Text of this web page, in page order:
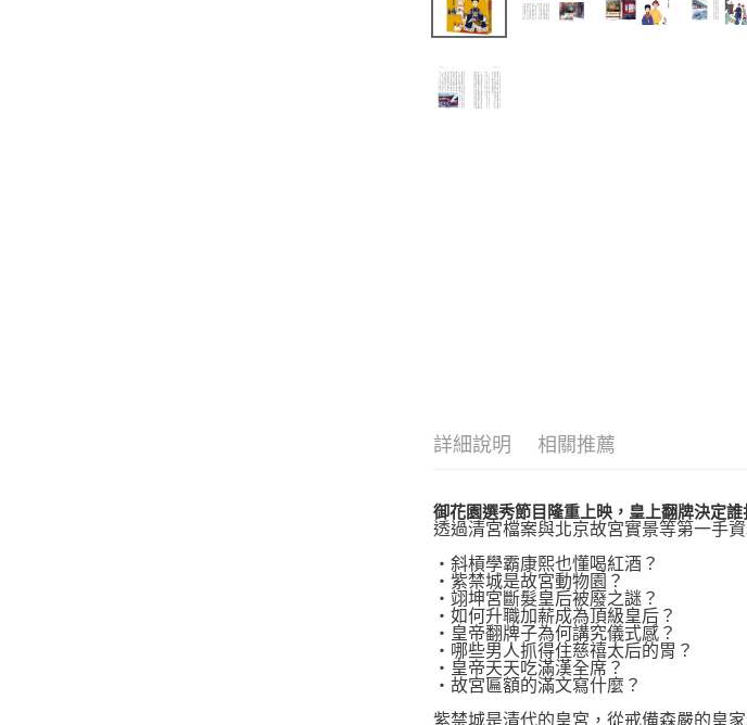
詳細說明 相關推薦
御花園選秀節目隆重上映，皇上翻牌決定
透過清宮檔案與北京故宮實景等第一手
‧斜槓學霸康熙也懂喝紅酒？
‧紫禁城是故宮動物園？
‧翊坤宮斷髮皇后被廢之謎？
‧如何升職加薪成為頂級皇后？
‧皇帝翻牌子為何講究儀式感？
‧哪些男人抓得住慈禧太后的胃？
‧皇帝天天吃滿漢全席？
‧故宮匾額的滿文寫什麼？
紫禁城是清代的皇宮，從戒備森嚴的皇